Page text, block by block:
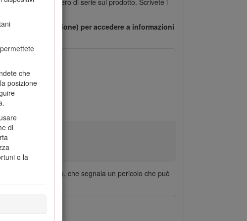
che
posizione
di
o la
(se in dotazione) per accedere a informazioni
(Figura
), che segnala un pericolo che può